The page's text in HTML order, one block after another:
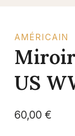
AMÉRICAIN
Miroir
US
60,00 €